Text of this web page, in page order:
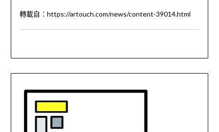
轉載自：https://artouch.com/news/content-39014.html